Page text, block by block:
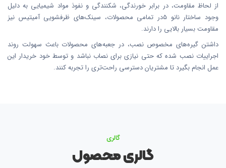
از لحاظ مقاومت، در برابر خورندگی، شکنندگی و نفوذ مواد شیمیایی به دلیل
وجود ساختار نانو 5در تمامی محصولات، سینک‌های ظرفشویی آمیتیس نیز
مقاومت بسیار بالایی را دارند.
داشتن گیره‌های مخصوص نصب، در جعبه‌های محصولات باعث سهولت روند
اجراییات نصب شده که حتی نیازی برای نصاب نباشد و توسط خود خریدار این
عمل انجام بگیرد تا مشتریان دسترسی راحت‌تری را تجربه کنند.
گالری
گالری محصول